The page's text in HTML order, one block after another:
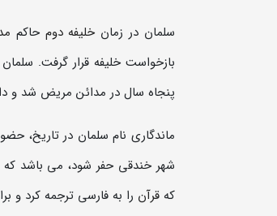
سلمان در زمان خلیفه دوم حاکم
بازخواست خلیفه قرار گرفت. سلمان سرانجام در سال
پنجاه سال در مدائن مریض شد و
ماندگاری نام سلمان در تاریخ،
شهر خندقی حفر شود، می باشد که
که قرآن را به فارسی ترجمه کرد و